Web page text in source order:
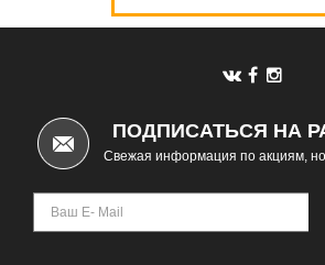
ПОДПИСАТЬСЯ НА
Свежая информация по акциям,